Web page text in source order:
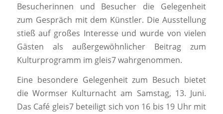
Besucherinnen und Besucher die Gelegenheit
zum Gespräch mit dem Künstler. Die Ausstellung
stieß auf großes Interesse und wurde von vielen
Gästen als außergewöhnlicher Beitrag zum
Kulturprogramm im gleis7 wahrgenommen.
Eine besondere Gelegenheit zum Besuch bietet
die Wormser Kulturnacht am Samstag, 13. Juni.
Das Café gleis7 beteiligt sich von 16 bis 19 Uhr mit